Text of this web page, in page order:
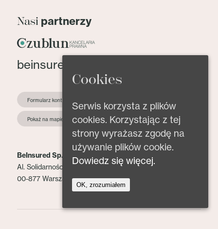
Nasi partnerzy
beinsured@beinsured.pl
Formularz kontaktowy
Pokaż na mapie
BeInsured Sp. z o.o.
Al. Solidarności 153 lok. 2
00-877 Warszawa
Cookies
Serwis korzysta z plików
cookies. Korzystając z tej
strony wyrażasz zgodę na
używanie plików cookie.
Dowiedz się więcej.
OK, zrozumiałem